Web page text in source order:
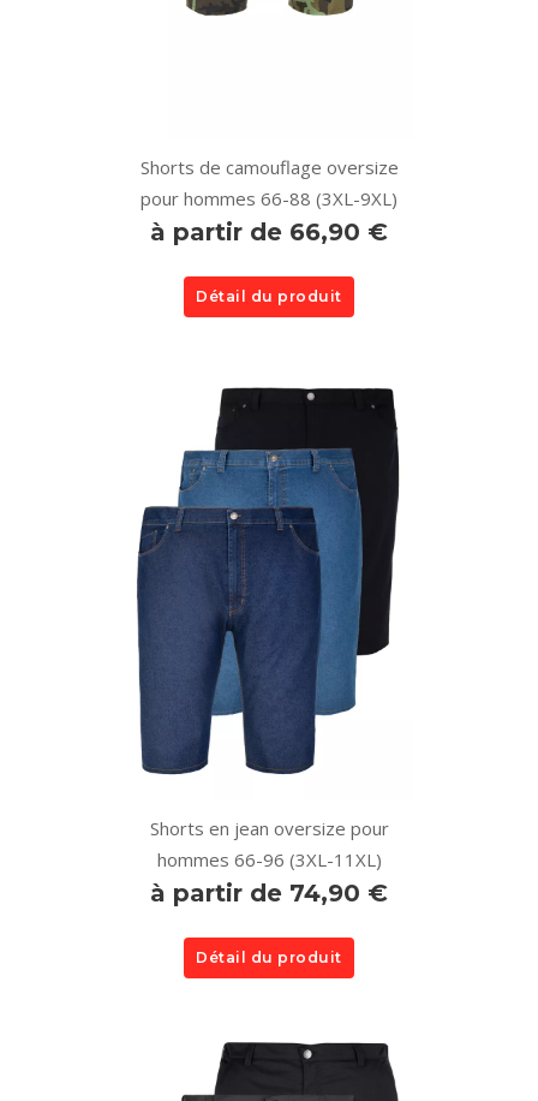
Shorts de camouflage oversize
pour hommes 66-88 (3XL-9XL)
à partir de 66,90 €
Détail du produit
Shorts en jean oversize pour
hommes 66-96 (3XL-11XL)
à partir de 74,90 €
Détail du produit